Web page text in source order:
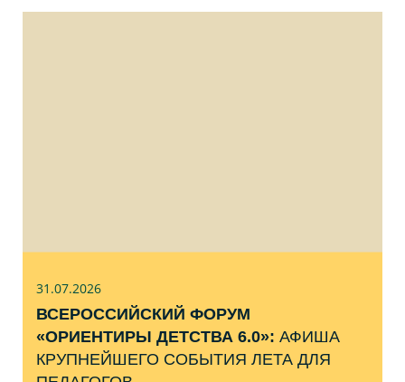
31.07.2026
ВСЕРОССИЙСКИЙ ФОРУМ
«ОРИЕНТИРЫ ДЕТСТВА 6.0»: АФИША
КРУПНЕЙШЕГО СОБЫТИЯ ЛЕТА ДЛЯ